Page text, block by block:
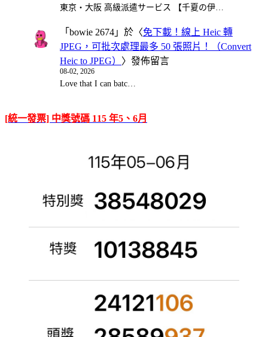
東京・大阪 高級派遣サービス 【千夏の伊…
「 bowie 2674 」於〈免下載！線上 Heic 轉
JPEG，可批次處理最多 50 張照片！（Convert
Heic to JPEG） 〉發佈留言
08-02, 2026
Love that I can batc…
[統一發票] 中獎號碼 115 年5、6月